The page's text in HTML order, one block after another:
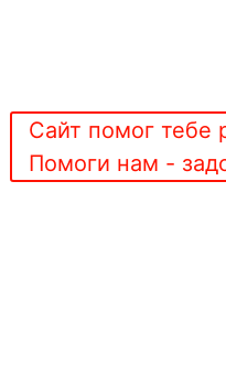
Сайт помог тебе
Помоги нам -